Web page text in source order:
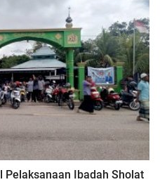
Pelaksanaan Ibadah Sholat